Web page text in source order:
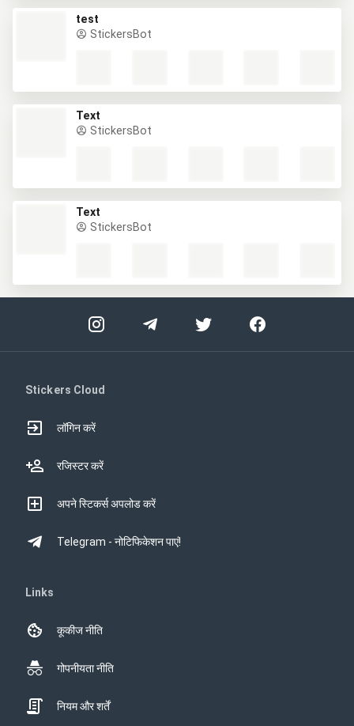
test
StickersBot
Text
StickersBot
Text
StickersBot
Stickers Cloud
लॉगिन करें
रजिस्टर करें
अपने स्टिकर्स अपलोड करें
Telegram - नोटिफिकेशन पाएं!
Links
कूकीज नीति
गोपनीयता नीति
नियम और शर्तें